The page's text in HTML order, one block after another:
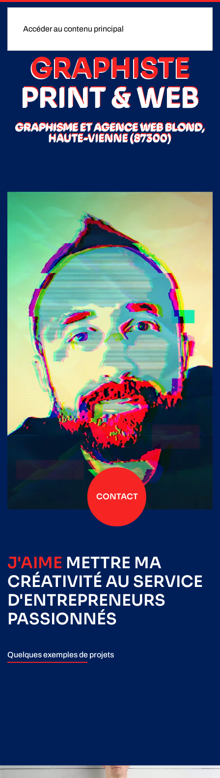
Accéder au contenu principal
GRAPHISTE
PRINT & WEB
GRAPHISME ET AGENCE WEB BLOND,
HAUTE-VIENNE (87300)
CONTACT
J'AIME METTRE MA
CRÉATIVITÉ AU SERVICE
D'ENTREPRENEURS
PASSIONNÉS
Quelques exemples de projets